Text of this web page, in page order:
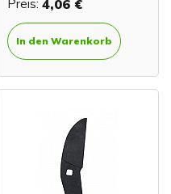
Preis: 4,06 €
In den Warenkorb